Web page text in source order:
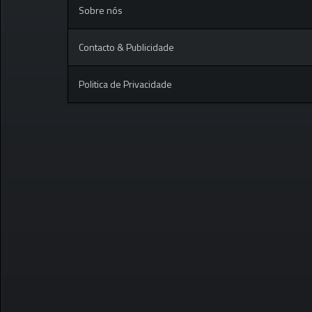
Sobre nós
Contacto & Publicidade
Politica de Privacidade